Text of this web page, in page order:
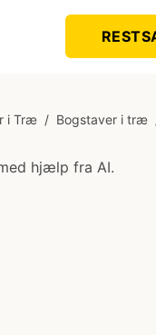
i Træ / Bogstaver i træ
hjælp fra AI.